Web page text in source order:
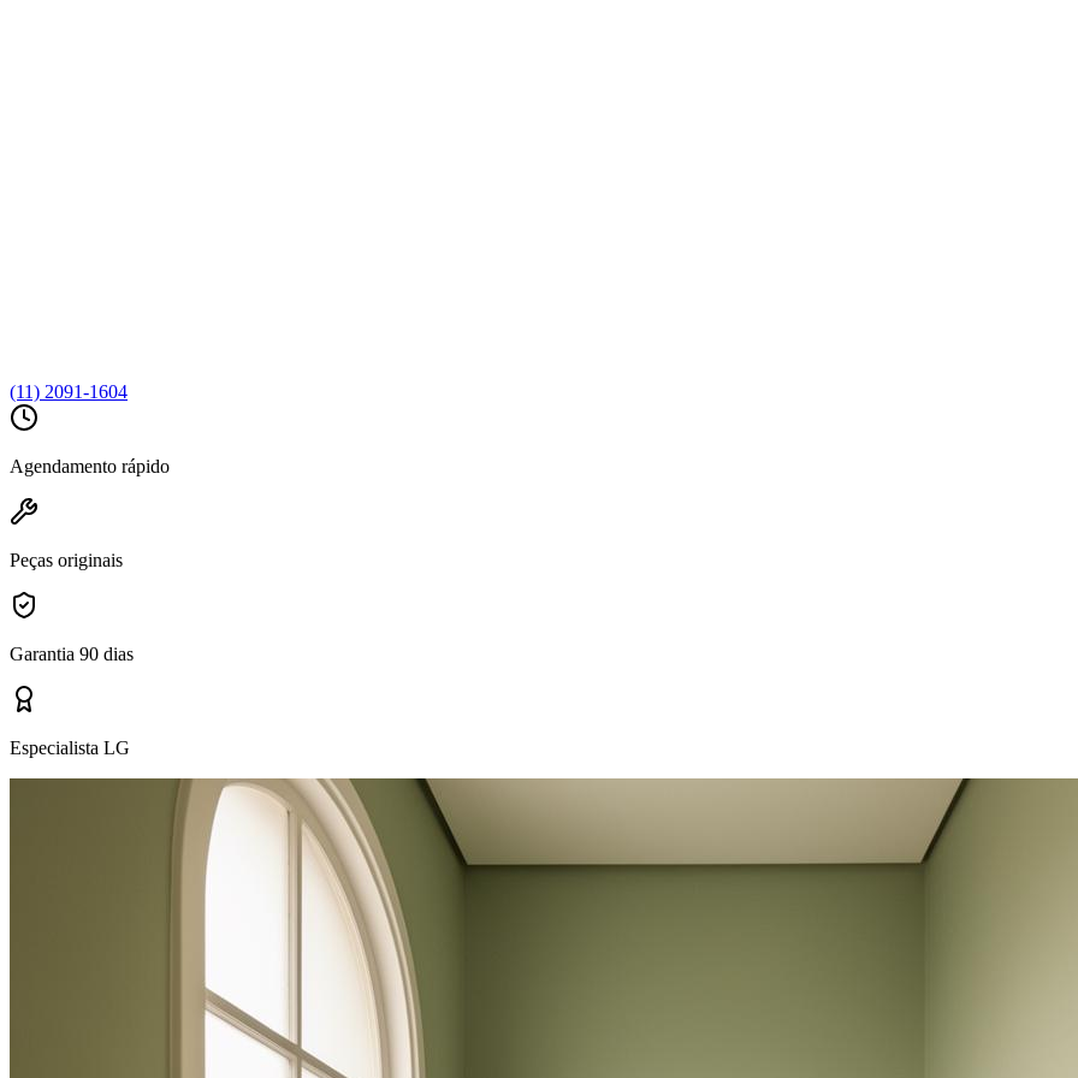
(11) 2091-1604
Agendamento rápido
Peças originais
Garantia 90 dias
Especialista LG